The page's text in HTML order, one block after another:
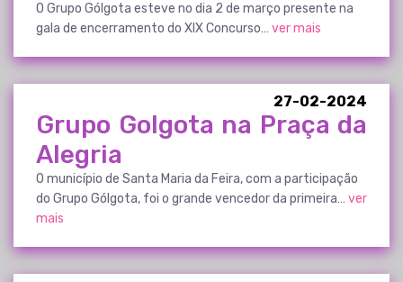
O Grupo Gólgota esteve no dia 2 de março presente na
gala de encerramento do XIX Concurso… ver mais
27-02-2024
Grupo Golgota na Praça da
Alegria
O município de Santa Maria da Feira, com a participação
do Grupo Gólgota, foi o grande vencedor da primeira… ver
mais